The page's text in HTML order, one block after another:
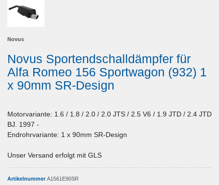
Novus
Novus Sportendschalldämpfer für
Alfa Romeo 156 Sportwagon (932) 1
x 90mm SR-Design
Motorvariante: 1.6 / 1.8 / 2.0 / 2.0 JTS / 2.5 V6 / 1.9 JTD / 2.4 JTD
BJ. 1997 -
Endrohrvariante: 1 x 90mm SR-Design
Unser Versand erfolgt mit GLS
ArtikelnummerA1561E90SR